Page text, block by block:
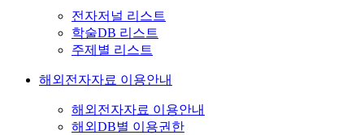
전자저널 리스트
학술DB 리스트
주제별 리스트
해외전자자료 이용안내
해외전자자료 이용안내
해외DB별 이용권한